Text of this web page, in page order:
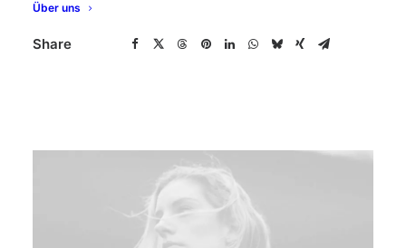
Über uns
Share